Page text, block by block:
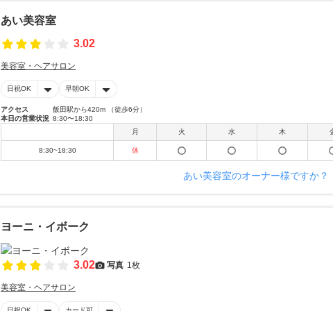
あい美容室
3.02
美容室・ヘアサロン
日祝OK 早朝OK
アクセス
飯田駅から420m （徒歩6分）
本日の営業状況 8:30〜18:30
月
火 水 木
8:30~18:30 休
あい美容室のオーナー様ですか？
ヨーニ・イボーク
3.02 写真 1枚
美容室・ヘアサロン